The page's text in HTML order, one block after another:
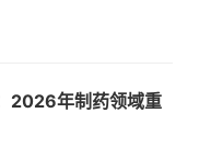
2026年制药领域重